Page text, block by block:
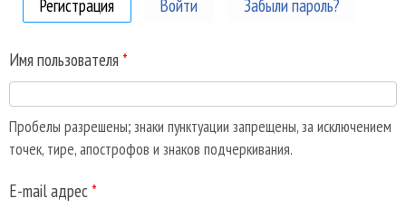
Регистрация (активная вкладка)
Войти Забыли пароль?
Имя пользователя *
Пробелы разрешены; знаки пунктуации запрещены, за исключением
точек, тире, апострофов и знаков подчеркивания.
E-mail адрес *